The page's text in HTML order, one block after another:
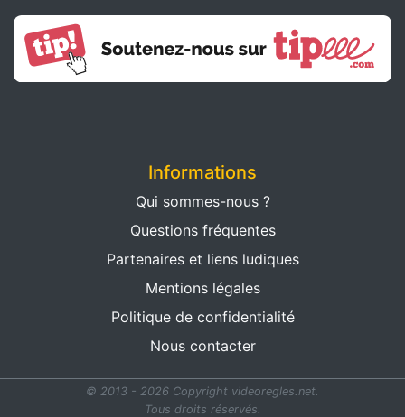
Informations
Qui sommes-nous ?
Questions fréquentes
Partenaires et liens ludiques
Mentions légales
Politique de confidentialité
Nous contacter
© 2013 - 2026 Copyright videoregles.net.
Tous droits réservés.